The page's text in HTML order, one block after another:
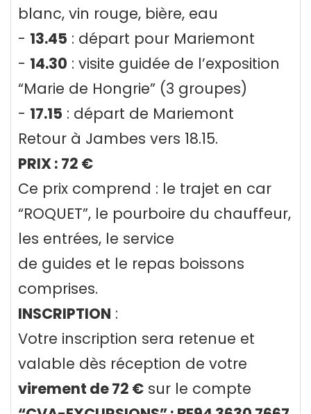
blanc, vin rouge, bière, eau
- 13.45 : départ pour Mariemont
- 14.30 : visite guidée de l’exposition
“Marie de Hongrie” (3 groupes)
- 17.15 : départ de Mariemont
Retour à Jambes vers 18.15.
PRIX : 72 €
Ce prix comprend : le trajet en car
“ROQUET”, le pourboire du chauffeur,
les entrées, le service
de guides et le repas boissons
comprises.
INSCRIPTION :
Votre inscription sera retenue et
valable dès réception de votre
virement de 72 € sur le compte